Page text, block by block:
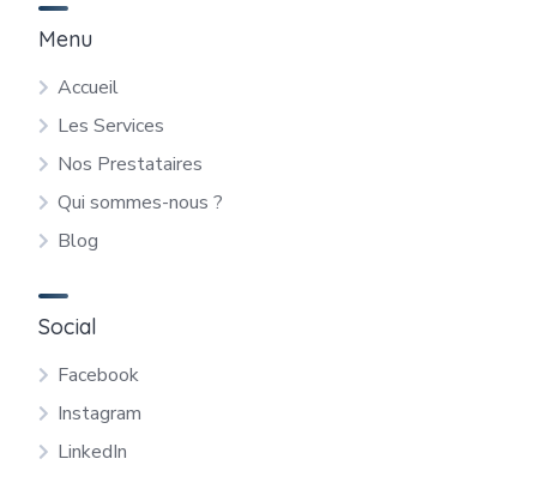
Menu
Accueil
Les Services
Nos Prestataires
Qui sommes-nous ?
Blog
Social
Facebook
Instagram
LinkedIn